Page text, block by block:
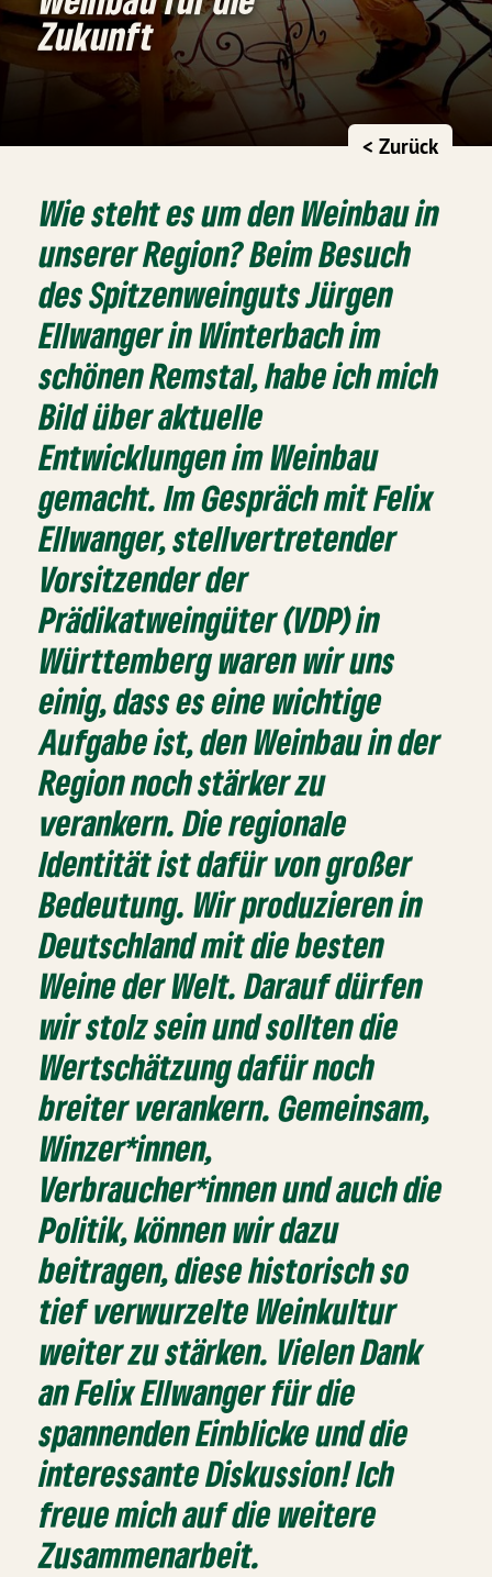
Zukunft
< Zurück
Wie steht es um den Weinbau in
unserer Region? Beim Besuch
des Spitzenweinguts Jürgen
Ellwanger in Winterbach im
schönen Remstal, habe ich mich
Bild über aktuelle
Entwicklungen im Weinbau
gemacht. Im Gespräch mit Felix
Ellwanger, stellvertretender
Vorsitzender der
Prädikatweingüter (VDP) in
Württemberg waren wir uns
einig, dass es eine wichtige
Aufgabe ist, den Weinbau in der
Region noch stärker zu
verankern. Die regionale
Identität ist dafür von großer
Bedeutung. Wir produzieren in
Deutschland mit die besten
Weine der Welt. Darauf dürfen
wir stolz sein und sollten die
Wertschätzung dafür noch
breiter verankern. Gemeinsam,
Winzer*innen,
Verbraucher*innen und auch die
Politik, können wir dazu
beitragen, diese historisch so
tief verwurzelte Weinkultur
weiter zu stärken. Vielen Dank
an Felix Ellwanger für die
spannenden Einblicke und die
interessante Diskussion! Ich
freue mich auf die weitere
Zusammenarbeit.